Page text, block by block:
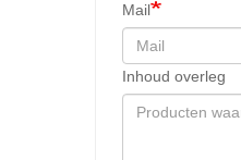
Mail
Inhoud overleg